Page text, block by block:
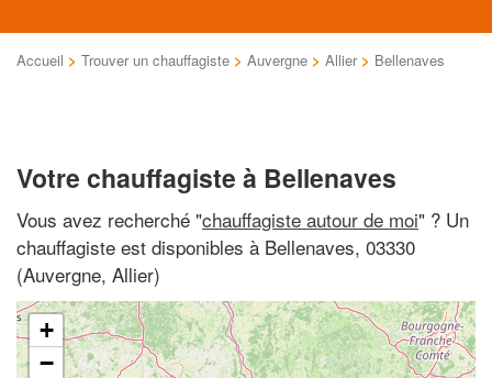
Accueil > Trouver un chauffagiste > Auvergne > Allier > Bellenaves
Votre chauffagiste à Bellenaves
Vous avez recherché "chauffagiste autour de moi" ? Un
chauffagiste est disponibles à Bellenaves, 03330
(Auvergne, Allier)
+
−